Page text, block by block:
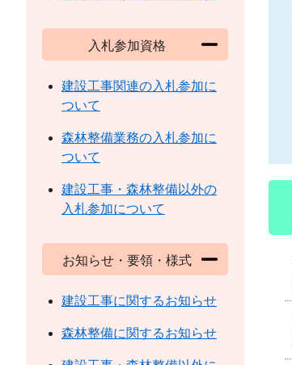
入札参加資格
建設工事関連の入札参加に
ついて
森林整備業務の入札参加に
ついて
建設工事・森林整備以外の
入札参加について
お知らせ・要領・様式
建設工事に関するお知らせ
森林整備に関するお知らせ